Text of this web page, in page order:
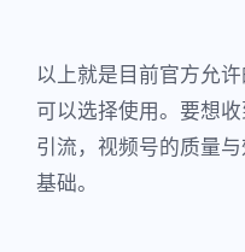
以上就是目前官方允
可以选择使用。要想
引流，视频号的质量
基础。